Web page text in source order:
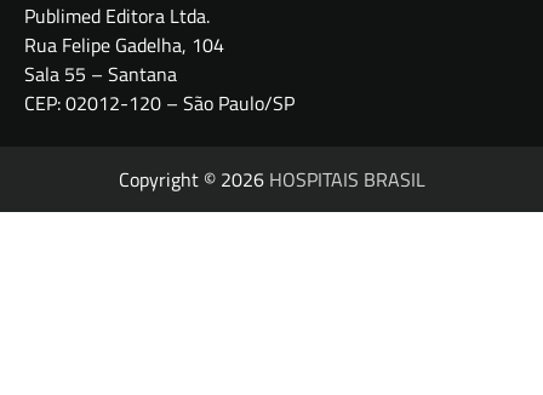
Publimed Editora Ltda.
Rua Felipe Gadelha, 104
Sala 55 – Santana
CEP: 02012-120 – São Paulo/SP
Copyright © 2026 HOSPITAIS BRASIL